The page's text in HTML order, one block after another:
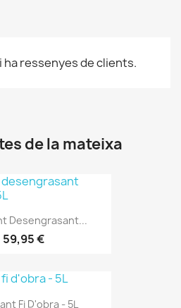
ressenyes de clients.
de la mateixa
Desengrasant...
59,95 €
Fi D'obra - 5L